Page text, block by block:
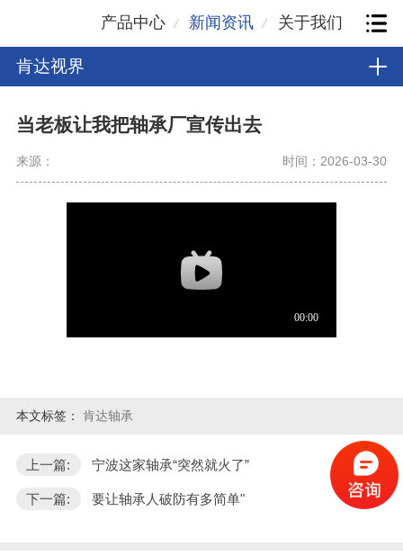
产品中心 新闻资讯 关于我们
肯达视界
当老板让我把轴承厂宣传出去
来源： 时间：2026-03-30
本文标签： 肯达轴承
上一篇: 宁波这家轴承“突然就火了”
下一篇: 要让轴承人破防有多简单"